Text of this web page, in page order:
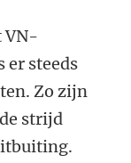
VN-
er steeds
Zo zijn
strijd